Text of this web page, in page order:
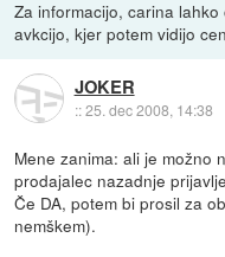
Za informacijo, carina
avkcijo, kjer potem vidijo
JOKER
::25. dec 2008, 14:38
Mene zanima: ali je možno
prodajalec nazadnje
Če DA, potem bi prosil za
nemškem).